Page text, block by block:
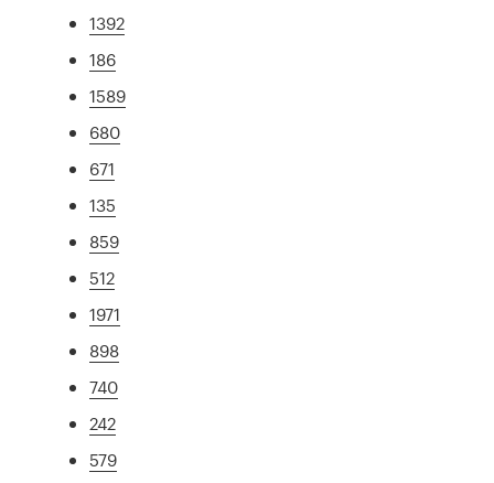
1392
186
1589
680
671
135
859
512
1971
898
740
242
579